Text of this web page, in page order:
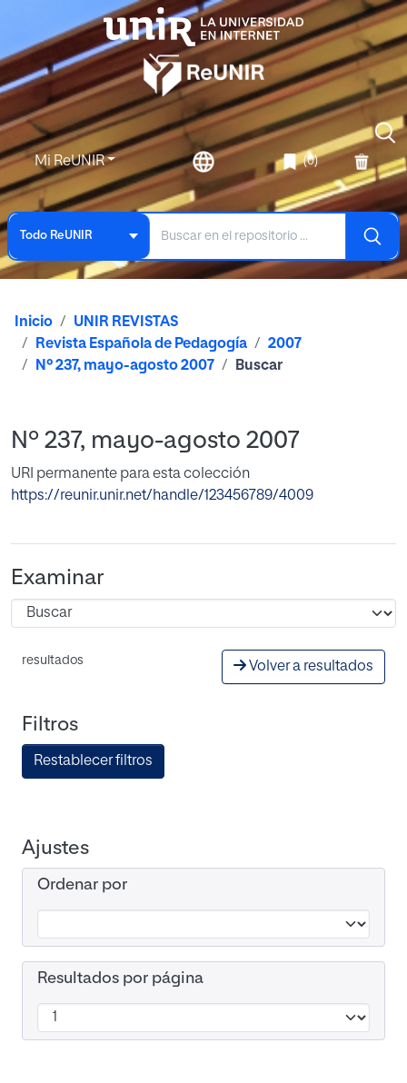
Mi ReUNIR (0)
Todo ReUNIR
Inicio
UNIR REVISTAS
Revista Española de Pedagogía
2007
Nº 237, mayo-agosto 2007
Buscar
Nº 237, mayo-agosto 2007
URI permanente para esta colección
https://reunir.unir.net/handle/123456789/4009
Examinar
resultados Volver a resultados
Filtros
Restablecer filtros
Ajustes
Ordenar por
Resultados por página